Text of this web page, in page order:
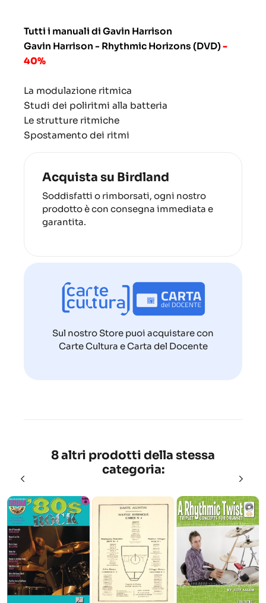
Tutti i manuali di Gavin Harrison
Gavin Harrison - Rhythmic Horizons (DVD)-
40%
La modulazione ritmica
Studi dei poliritmi alla batteria
Le strutture ritmiche
Spostamento dei ritmi
Acquista su Birdland
Soddisfatti o rimborsati, ogni nostro
prodotto è con consegna immediata e
garantita.
Sul nostro Store puoi acquistare con
Carte Cultura e Carta del Docente
8 altri prodotti della stessa
categoria: